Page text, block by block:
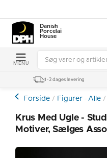
Danish
Porcelain
House
MENU
1-2 dages levering
Forside Figurer - Alle
Krus Med Ugle -
Motiver, Sælges